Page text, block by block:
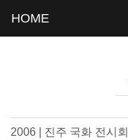
HOME
2006 | 진주 국화 전시회